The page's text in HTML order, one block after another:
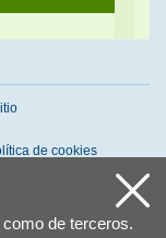
de terceros.
de cookies